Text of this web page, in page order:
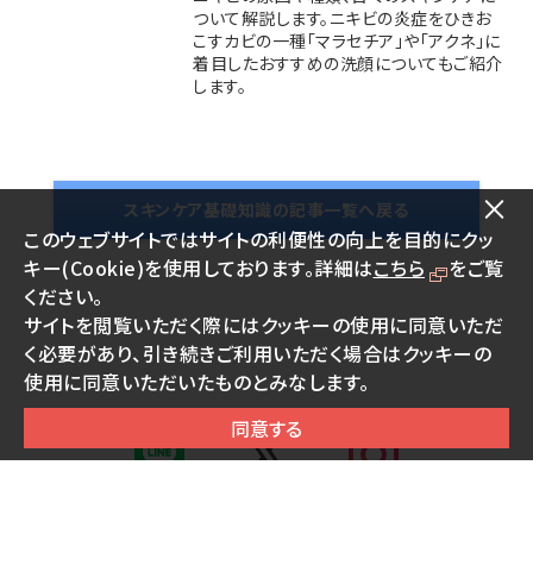
ついて解説します。ニキビの炎症をひきお
こすカビの一種「マラセチア」や「アクネ」に
着目したおすすめの洗顔についてもご紹介
します。
スキンケア基礎知識の記事一覧へ戻る
このウェブサイトではサイトの利便性の向上を目的にクッ
キー(Cookie)を使用しております。詳細はこちら
をご覧
ください。
サイトを閲覧いただく際にはクッキーの使用に同意いただ
く必要があり、引き続きご利用いただく場合はクッキーの
使用に同意いただいたものとみなします。
同意する